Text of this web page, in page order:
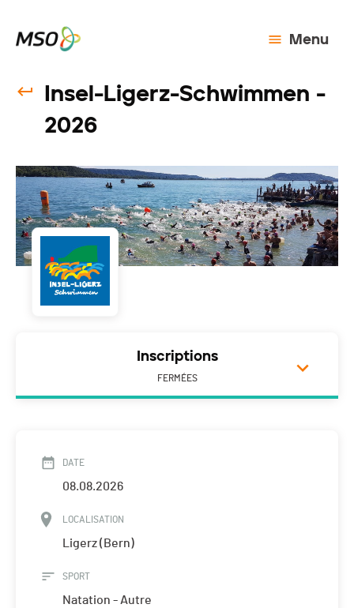
Menu
Insel-Ligerz-Schwimmen -
2026
Inscriptions
FERMÉES
DATE
08.08.2026
LOCALISATION
Ligerz (Bern)
SPORT
Natation - Autre